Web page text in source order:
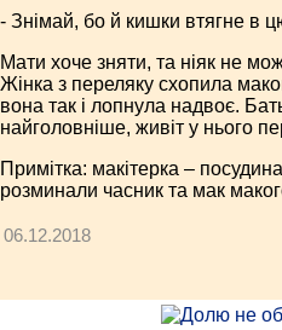
- Знімай, бо й кишки втягне в
Мати хоче зняти, та ніяк не
Жінка з переляку схопила
вона так і лопнула надвоє.
найголовніше, живіт у нього
Примітка: макітерка –
розминали часник та мак
06.12.2018